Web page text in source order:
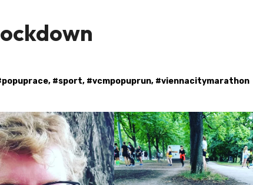
popuprace, #sport, #vcmpopuprun, #viennacitymarathon